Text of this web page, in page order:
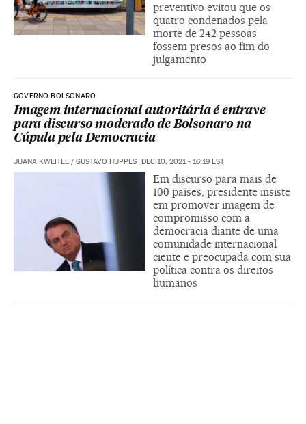
preventivo evitou que os
quatro condenados pela
morte de 242 pessoas
fossem presos ao fim do
julgamento
GOVERNO BOLSONARO
Imagem internacional autoritária é entrave
para discurso moderado de Bolsonaro na
Cúpula pela Democracia
JUANA KWEITEL / GUSTAVO HUPPES | DEC 10, 2021 - 16:19 EST
Em discurso para mais de
100 países, presidente insiste
em promover imagem de
compromisso com a
democracia diante de uma
comunidade internacional
ciente e preocupada com sua
política contra os direitos
humanos